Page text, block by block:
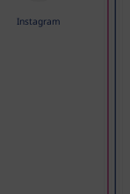
Instagram